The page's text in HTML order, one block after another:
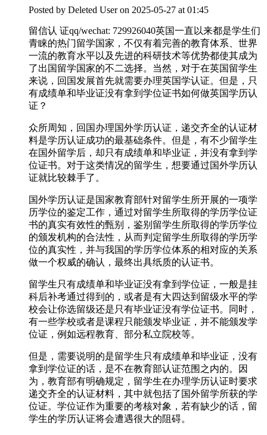
Posted by Deleted User on 2025-05-27 at 01:45
留信认 证qq/wechat: 729926040英国一直以来都是学生们
青睐的热门留学国家，不仅有着完善的教育体系、世界
一流的教育水平以及先进的科研技术等优势都使其成为
了出国留学国家的不二选择。当然，对于在英国留学生
来说，回国发展首先就需要办理英国学认证。但是，只
有成绩单和毕业证没有拿到学位证书如何做英国学历认
证？
众所周知，回国办理国外学历认证，递交齐全的认证材
料是学历认证成功的最基础条件。但是，有不少留学生
在国外留学后，却只有成绩单和毕业证，并没有拿到学
位证书。对于这类情况的留学生，想要通过国外学历认
证就比较棘手了。
国外学历认证是国家教育部针对留学生所开展的一项学
历学位的鉴定工作，通过对留学生所取得的学历学位证
书的真实有效性的甄别，鉴别留学生所取得的学历学位
的颁发机构的合法性，从而判定留学生所取得的学历学
位的真实性，并与我国的学历学位体系的相对应的关系
做一个权威的确认，最终出具纸质的认证书。
留学生只有成绩单和毕业证没有拿到学位证，一般是挂
科后补考通过得到的，或者是有大四达到留级水平的学
校会让你选留级还是只有毕业证没有学位证书。同时，
有一些学校或者是课程只能颁发毕业证，并不能颁发学
位证，例如远程教育、部分私立院校等。
但是，需要说明的是留学生只有成绩单和毕业证，没有
拿到学位证的话，是不在教育部认证范围之内的。因
为，教育部有明确规定，留学生在办理学历认证时要求
递交齐全的认证材料，其中就包括了国外留学所获的学
位证。学位证作为重要的考核对象，若有缺少的话，留
学生的学历认证将会遭遇很大的阻碍。